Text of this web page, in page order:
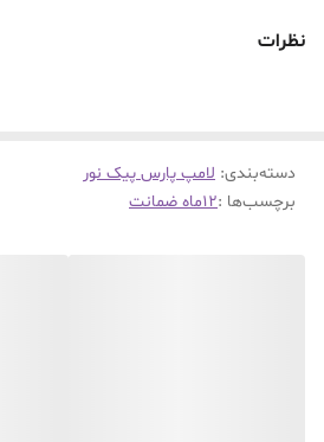
نظرات
دسته‌بندی: لامپ پارس پیک نور
برچسب‌ها :۱۲ماه ضمانت